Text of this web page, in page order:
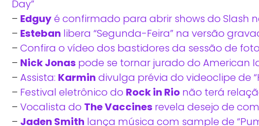
Day”
– Edguyé confirmado para abrir shows do Slash
– Esteban libera “Segunda-Feira” na versão
– Confira o vídeo dos bastidores da sessão de
– Nick Jonas pode se tornar jurado do American
– Assista: Karmin divulga prévia do videoclipe de
– Festival eletrônico do Rock in Rio não terá
– Vocalista do The Vaccines revela desejo de
– Jaden Smith lança música com sample de